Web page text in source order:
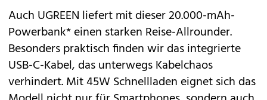
Auch UGREEN liefert mit dieser 20.000-mAh-
Powerbank* einen starken Reise-Allrounder.
Besonders praktisch finden wir das integrierte
USB-C-Kabel, das unterwegs Kabelchaos
verhindert. Mit 45W Schnellladen eignet sich das